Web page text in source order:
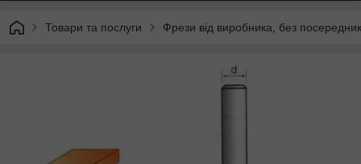
Товари та послуги Фрези від виробника, без